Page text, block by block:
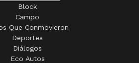
Block
Campo
Que Conmovieron
Deportes
Diálogos
Eco Autos